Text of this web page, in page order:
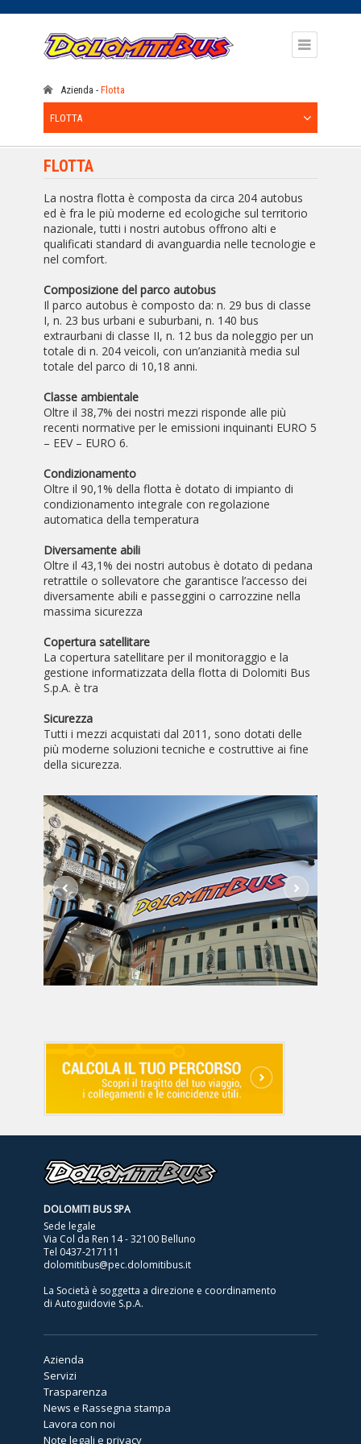
Azienda Flotta
FLOTTA
FLOTTA
La nostra flotta è composta da circa 204 autobus
ed è fra le più moderne ed ecologiche sul territorio
nazionale, tutti i nostri autobus offrono alti e
qualificati standard di avanguardia nelle tecnologie e
nel comfort.
Composizione del parco autobus
Il parco autobus è composto da: n. 29 bus di classe
I, n. 23 bus urbani e suburbani, n. 140 bus
extraurbani di classe II, n. 12 bus da noleggio per un
totale di n. 204 veicoli, con un’anzianità media sul
totale del parco di 10,18 anni.
Classe ambientale
Oltre il 38,7% dei nostri mezzi risponde alle più
recenti normative per le emissioni inquinanti EURO 5
– EEV – EURO 6.
Condizionamento
Oltre il 90,1% della flotta è dotato di impianto di
condizionamento integrale con regolazione
automatica della temperatura
Diversamente abili
Oltre il 43,1% dei nostri autobus è dotato di pedana
retrattile o sollevatore che garantisce l’accesso dei
diversamente abili e passeggini o carrozzine nella
massima sicurezza
Copertura satellitare
La copertura satellitare per il monitoraggio e la
gestione informatizzata della flotta di Dolomiti Bus
S.p.A. è tra
Sicurezza
Tutti i mezzi acquistati dal 2011, sono dotati delle
più moderne soluzioni tecniche e costruttive ai fine
della sicurezza.
Previous Next
DOLOMITI BUS SPA
Sede legale
Via Col da Ren 14 - 32100 Belluno
Tel 0437-217111
dolomitibus@pec.dolomitibus.it
La Società è soggetta a direzione e coordinamento
di Autoguidovie S.p.A.
Azienda
Servizi
Trasparenza
News e Rassegna stampa
Lavora con noi
Note legali e privacy